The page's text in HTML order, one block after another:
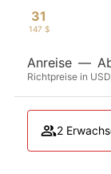
31
147 $
Anreise —
Richtpreise in
2